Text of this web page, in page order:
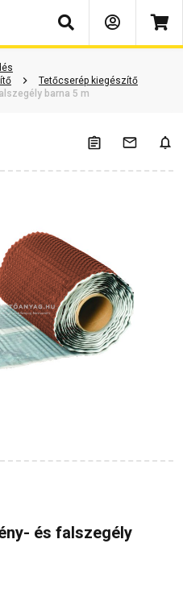
Keresés
Tetőcserép kiegészítő
barna 5 m
és válaszok Kapcsolódó cikkek
és falszegély